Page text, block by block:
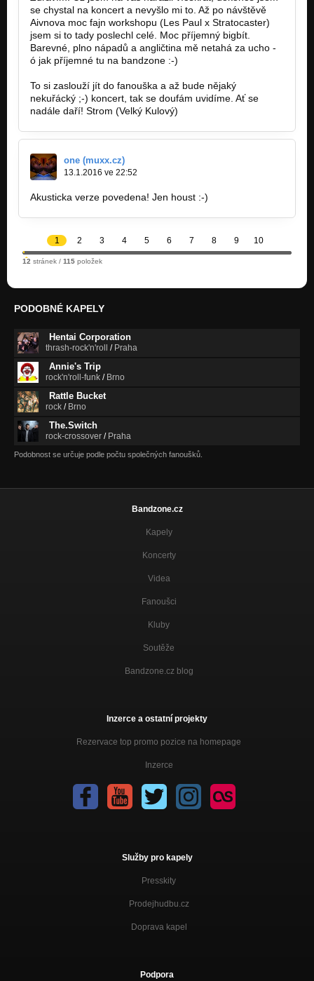
se chystal na koncert a nevyšlo mi to. Až po návštěvě
Aivnova moc fajn workshopu (Les Paul x Stratocaster)
jsem si to tady poslechl celé. Moc příjemný bigbít.
Barevné, plno nápadů a angličtina mě netahá za ucho -
ó jak příjemné tu na bandzone :-)
To si zaslouží jít do fanouška a až bude nějaký
nekuřácký ;-) koncert, tak se doufám uvidíme. Ať se
nadále daří! Strom (Velký Kulový)
one (muxx.cz)
13.1.2016 ve 22:52
Akusticka verze povedena! Jen houst :-)
1 2 3 4 5 6 7 8 9 10
12 stránek / 115 položek
PODOBNÉ KAPELY
Hentai Corporation
thrash-rock'n'roll / Praha
Annie's Trip
rock'n'roll-funk / Brno
Rattle Bucket
rock / Brno
The.Switch
rock-crossover / Praha
Podobnost se určuje podle počtu společných fanoušků.
Bandzone.cz
Kapely
Koncerty
Videa
Fanoušci
Kluby
Soutěže
Bandzone.cz blog
Inzerce a ostatní projekty
Rezervace top promo pozice na homepage
Inzerce
Služby pro kapely
Presskity
Prodejhudbu.cz
Doprava kapel
Podpora